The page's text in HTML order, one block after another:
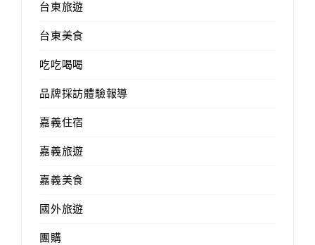
台東旅遊
台東美食
吃吃喝喝
品牌採訪體驗報導
嘉義住宿
嘉義旅遊
嘉義美食
國外旅遊
團購